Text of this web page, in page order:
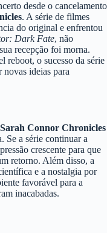
desde o cancelamento
. A série de filmes
do original e enfrentou
Dark Fate, não
recepção foi morna.
reboot, o sucesso da série
novas ideias para
Connor Chronicles
Se a série continuar a
crescente para que
retorno. Além disso, a
e a nostalgia por
favorável para a
inacabadas.